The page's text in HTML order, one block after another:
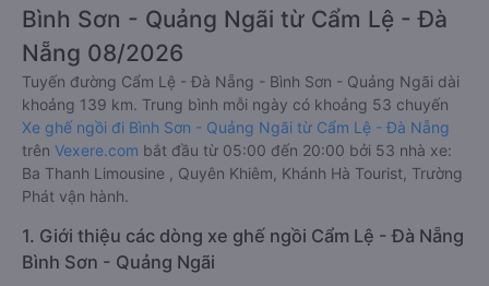
Bình Sơn - Quảng Ngãi từ Cẩm Lệ - Đà
Nẵng 08/2026
Tuyến đường Cẩm Lệ - Đà Nẵng - Bình Sơn - Quảng Ngãi dài
khoảng 139 km. Trung bình mỗi ngày có khoảng 53 chuyến
Xe ghế ngồi đi Bình Sơn - Quảng Ngãi từ Cẩm Lệ - Đà Nẵng
trên Vexere.com bắt đầu từ 05:00 đến 20:00 bởi 53 nhà xe:
Ba Thanh Limousine , Quyên Khiêm, Khánh Hà Tourist, Trường
Phát vận hành.
1. Giới thiệu các dòng xe ghế ngồi Cẩm Lệ - Đà Nẵng
Bình Sơn - Quảng Ngãi